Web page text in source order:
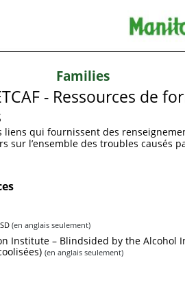
Families
- Ressources de
liens qui fournissent des
sur l’ensemble des troubles causés
(en anglais seulement)
Institute – Blindsided by the Alcohol
(en anglais seulement)